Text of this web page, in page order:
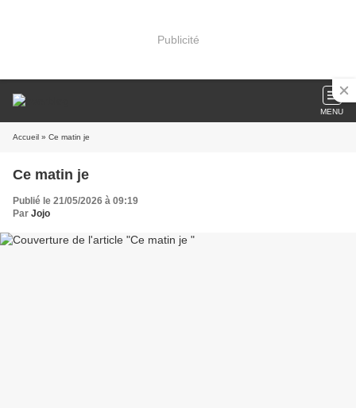
Publicité
MENU
Accueil » Ce matin je
Ce matin je
Publié le 21/05/2026 à 09:19
Par Jojo